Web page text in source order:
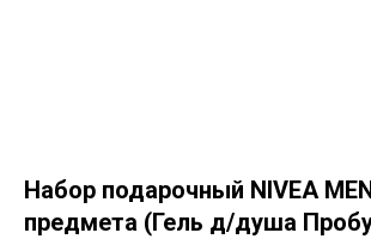
Набор подарочный NIVEA
предмета (Гель д/душа